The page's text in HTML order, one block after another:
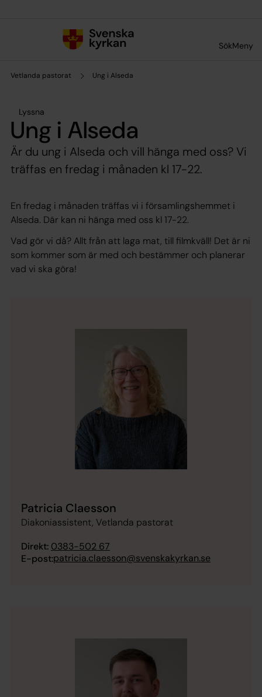
SökMeny
Vetlanda pastorat Ung i Alseda
Lyssna
Ung i Alseda
Är du ung i Alseda och vill hänga med oss? Vi
träffas en fredag i månaden kl 17-22.
En fredag i månaden träffas vi i församlingshemmet i
Alseda. Där kan ni hänga med oss kl 17-22.
Vad gör vi då? Allt från att laga mat, till filmkväll! Det är ni
som kommer som är med och bestämmer och planerar
vad vi ska göra!
Patricia Claesson
Diakoniassistent, Vetlanda pastorat
Direkt: 0383-502 67
E-post:patricia.claesson@svenskakyrkan.se